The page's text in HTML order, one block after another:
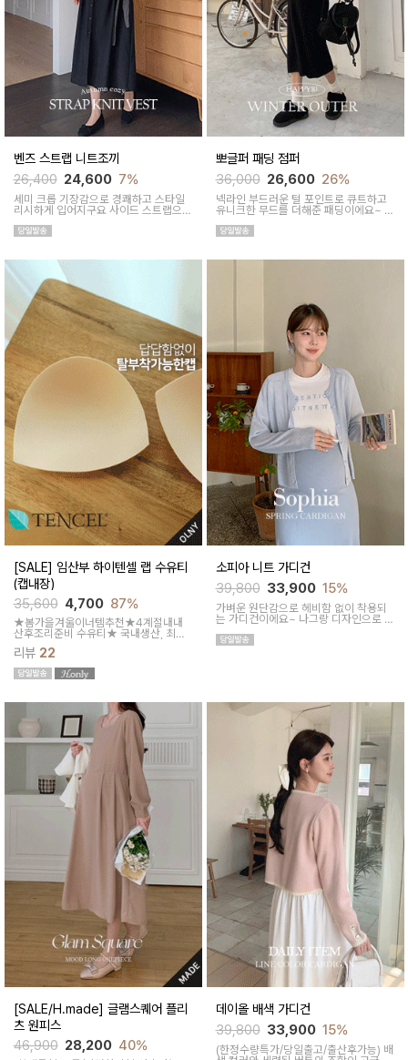
벤즈 스트랩 니트조끼
26,400 24,600 7%
세미 크롭 기장감으로 경쾌하고 스타일
리시하게 입어지구요 사이드 스트랩으로
유니크한 포인트가 있어요
뽀글퍼 패딩 점퍼
36,000 26,600 26%
넥라인 부드러운 털 포인트로 큐트하고
유니크한 무드를 더해준 패딩이에요~ 레
더느낌의 패딩으로 퀄리티있답니다
[SALE] 임산부 하이텐셀 랩 수유티
(캡내장)
35,600 4,700 87%
★봄가을겨울이너템추천★4계절내내
산후조리준비 수유티★ 국내생산, 최상
의 텐셀소재! 거슬림 하나도 없는 극강의
부드러움! 내장캡으로 하나만 입고 있기
에 좋아요.
리뷰 22
소피아 니트 가디건
39,800 33,900 15%
가벼운 원단감으로 헤비함 없이 착용되
는 가디건이에요~ 나그랑 디자인으로 내
[SALE/H.made] 글램스퀘어 플리
츠 원피스
46,900 28,200 40%
데이올 배색 가디건
39,800 33,900 15%
(한정수량특가/당일출고/출산후가능) 배